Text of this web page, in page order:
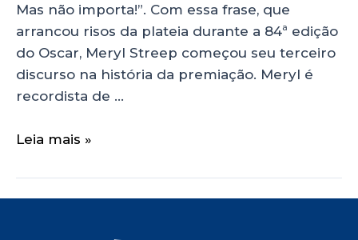
Mas não importa!”. Com essa frase, que
arrancou risos da plateia durante a 84ª edição
do Oscar, Meryl Streep começou seu terceiro
discurso na história da premiação. Meryl é
recordista de …
Leia mais »